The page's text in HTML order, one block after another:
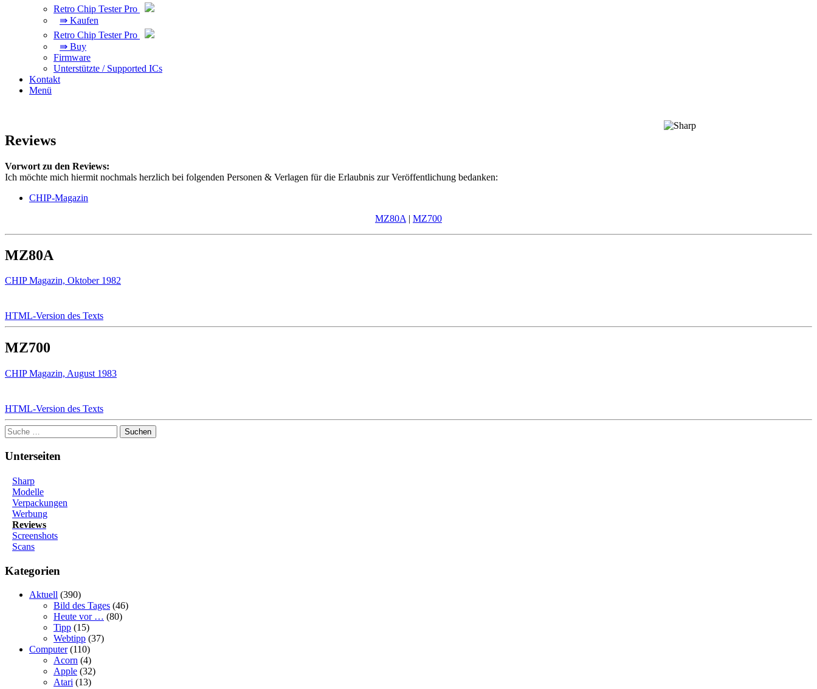
Retro Chip Tester Pro
⇛ Kaufen
Retro Chip Tester Pro
⇛ Buy
Firmware
Unterstützte / Supported ICs
Kontakt
Menü
Reviews
Vorwort zu den Reviews:
Ich möchte mich hiermit nochmals herzlich bei folgenden Personen & Verlagen für die Erlaubnis zur Veröffentlichung bedanken:
CHIP-Magazin
MZ80A | MZ700
MZ80A
CHIP Magazin, Oktober 1982
HTML-Version des Texts
MZ700
CHIP Magazin, August 1983
HTML-Version des Texts
Suchen
Unterseiten
Sharp
Modelle
Verpackungen
Werbung
Reviews
Screenshots
Scans
Kategorien
Aktuell (390)
Bild des Tages (46)
Heute vor … (80)
Tipp (15)
Webtipp (37)
Computer(110)
Acorn (4)
Apple (32)
Atari (13)